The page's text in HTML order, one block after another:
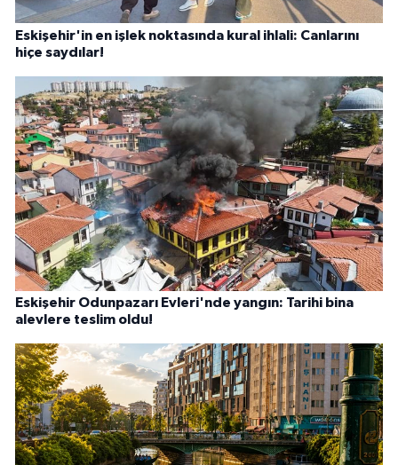
Eskişehir'in en işlek noktasında kural ihlali: Canlarını
hiçe saydılar!
Eskişehir Odunpazarı Evleri'nde yangın: Tarihi bina
alevlere teslim oldu!